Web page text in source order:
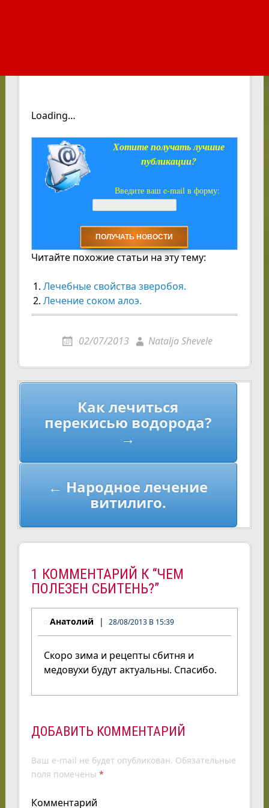
Loading…
Хотите получать лучшие
публикации?
Введите ваш e-mail в форму:
Читайте похожие статьи на эту тему:
Лечебные свойства зверобоя.
Лечение соком алоэ.
02/07/2013 Natalja Shevele
Навигация
записям
Как лечиться
перекисью водорода?
→
← Народное лечение
витилиго.
1 КОММЕНТАРИЙ К “ЧЕМ
ПОЛЕЗЕН СБИТЕНЬ?”
Анатолий 28/08/2013 В 15:39
Скоро зима и рецепты сбитня и
медовухи будут актуальны. Спасибо.
ДОБАВИТЬ КОММЕНТАРИЙ
Ваш e-mail не будет опубликован. Обязательные
поля помечены *
Комментарий